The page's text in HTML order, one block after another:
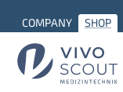
Inhalt
springen
COMPANY SHOP